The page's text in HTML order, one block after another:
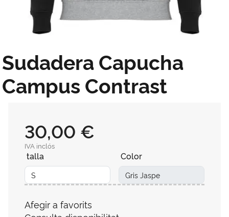
Sudadera Capucha
Campus Contrast
30,00 €
IVA inclós
talla Color
Afegir a favorits